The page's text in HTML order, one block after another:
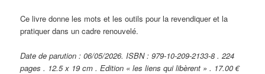
Ce livre donne les mots et les outils pour la revendiquer et la
pratiquer dans un cadre renouvelé.
Date de parution : 06/05/2026. ISBN : 979-10-209-2133-8 . 224
pages . 12.5 x 19 cm . Edition « les liens qui libèrent » . 17.00 €